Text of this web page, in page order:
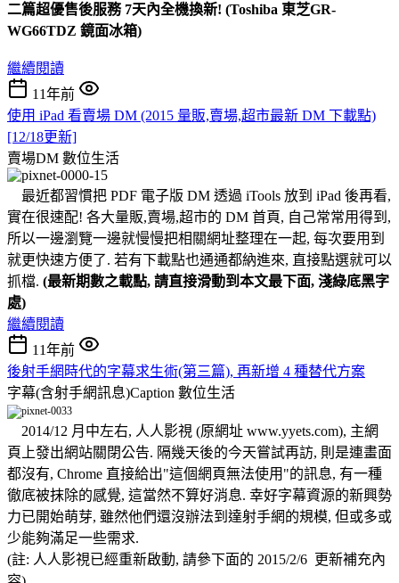
二篇超優售後服務 7天內全機換新! (Toshiba 東芝GR-
WG66TDZ 鏡面冰箱)
繼續閱讀
11年前
使用 iPad 看賣場 DM (2015 量販,賣場,超市最新 DM 下載點)
[12/18更新]
賣場DM 數位生活
最近都習慣把 PDF 電子版 DM 透過 iTools 放到 iPad 後再看,
實在很速配! 各大量販,賣場,超市的 DM 首頁, 自己常常用得到,
所以一邊瀏覽一邊就慢慢把相關網址整理在一起, 每次要用到
就更快速方便了. 若有下載點也通通都納進來, 直接點選就可以
抓檔. (最新期數之載點, 請直接滑動到本文最下面, 淺綠底黑字
處)
繼續閱讀
11年前
後射手網時代的字幕求生術(第三篇), 再新增 4 種替代方案
字幕(含射手網訊息)Caption 數位生活
2014/12 月中左右, 人人影視 (原網址 www.yyets.com), 主網
頁上發出網站關閉公告. 隔幾天後的今天嘗試再訪, 則是連畫面
都沒有, Chrome 直接給出"這個網頁無法使用"的訊息, 有一種
徹底被抹除的感覺, 這當然不算好消息. 幸好字幕資源的新興勢
力已開始萌芽, 雖然他們還沒辦法到達射手網的規模, 但或多或
少能夠滿足一些需求.
(註: 人人影視已經重新啟動, 請參下面的 2015/2/6 更新補充內